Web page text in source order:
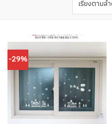
-29%